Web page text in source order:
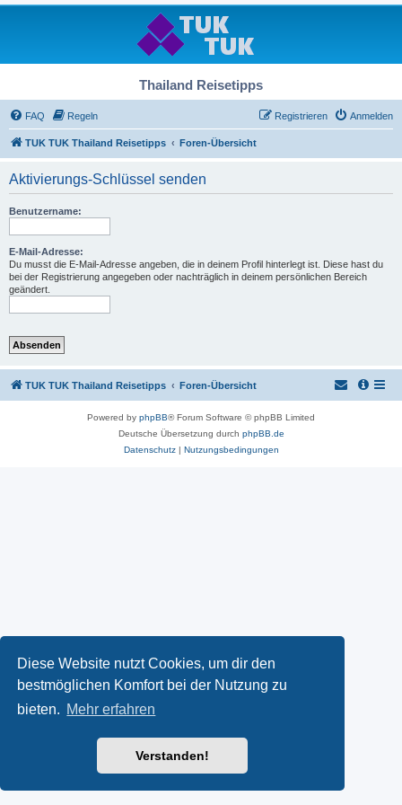
Diese Website nutzt Cookies, um dir den
bestmöglichen Komfort bei der Nutzung zu
bieten. Mehr erfahren
Verstanden!
Thailand Reisetipps
FAQ Regeln Anmelden
Registrieren
TUK TUK Thailand Reisetipps Foren-Übersicht
Aktivierungs-Schlüssel senden
Benutzername:
E-Mail-Adresse:
Du musst die E-Mail-Adresse angeben, die in deinem Profil hinterlegt ist. Diese hast du
bei der Registrierung angegeben oder nachträglich in deinem persönlichen Bereich
geändert.
TUK TUK Thailand Reisetipps Foren-Übersicht
Powered by phpBB® Forum Software © phpBB Limited
Deutsche Übersetzung durch phpBB.de
Datenschutz| Nutzungsbedingungen